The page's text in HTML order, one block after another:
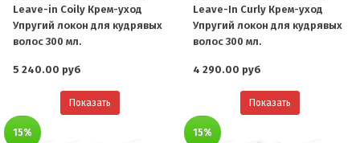
Leave-in Coily Крем-уход
Упругий локон для кудрявых
волос 300 мл.
5 240.00 руб
Показать
Leave-In Curly Крем-уход
Упругий локон для кудрявых
волос 300 мл.
4 290.00 руб
Показать
15% 15%